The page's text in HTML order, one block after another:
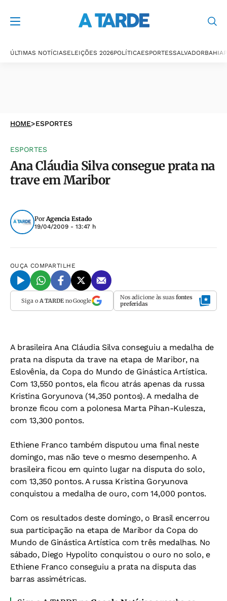
ÚLTIMAS NOTÍCIASELEIÇÕES 2026POLÍTICAESPORTESSALVADORBAHIA
HOME>ESPORTES
ESPORTES
Ana Cláudia Silva consegue prata na
trave em Maribor
PorAgencia Estado
19/04/2009 - 13:47 h
OUÇA COMPARTILHE
Siga o A TARDEno Google Nos adicione às suas fontes
preferidas
A brasileira Ana Cláudia Silva conseguiu a medalha de
prata na disputa da trave na etapa de Maribor, na
Eslovênia, da Copa do Mundo de Ginástica Artística.
Com 13,550 pontos, ela ficou atrás apenas da russa
Kristina Goryunova (14,350 pontos). A medalha de
bronze ficou com a polonesa Marta Pihan-Kulesza,
com 13,300 pontos.
Ethiene Franco também disputou uma final neste
domingo, mas não teve o mesmo desempenho. A
brasileira ficou em quinto lugar na disputa do solo,
com 13,350 pontos. A russa Kristina Goryunova
conquistou a medalha de ouro, com 14,000 pontos.
Com os resultados deste domingo, o Brasil encerrou
sua participação na etapa de Maribor da Copa do
Mundo de Ginástica Artística com três medalhas. No
sábado, Diego Hypolito conquistou o ouro no solo, e
Ethiene Franco conseguiu a prata na disputa das
barras assimétricas.